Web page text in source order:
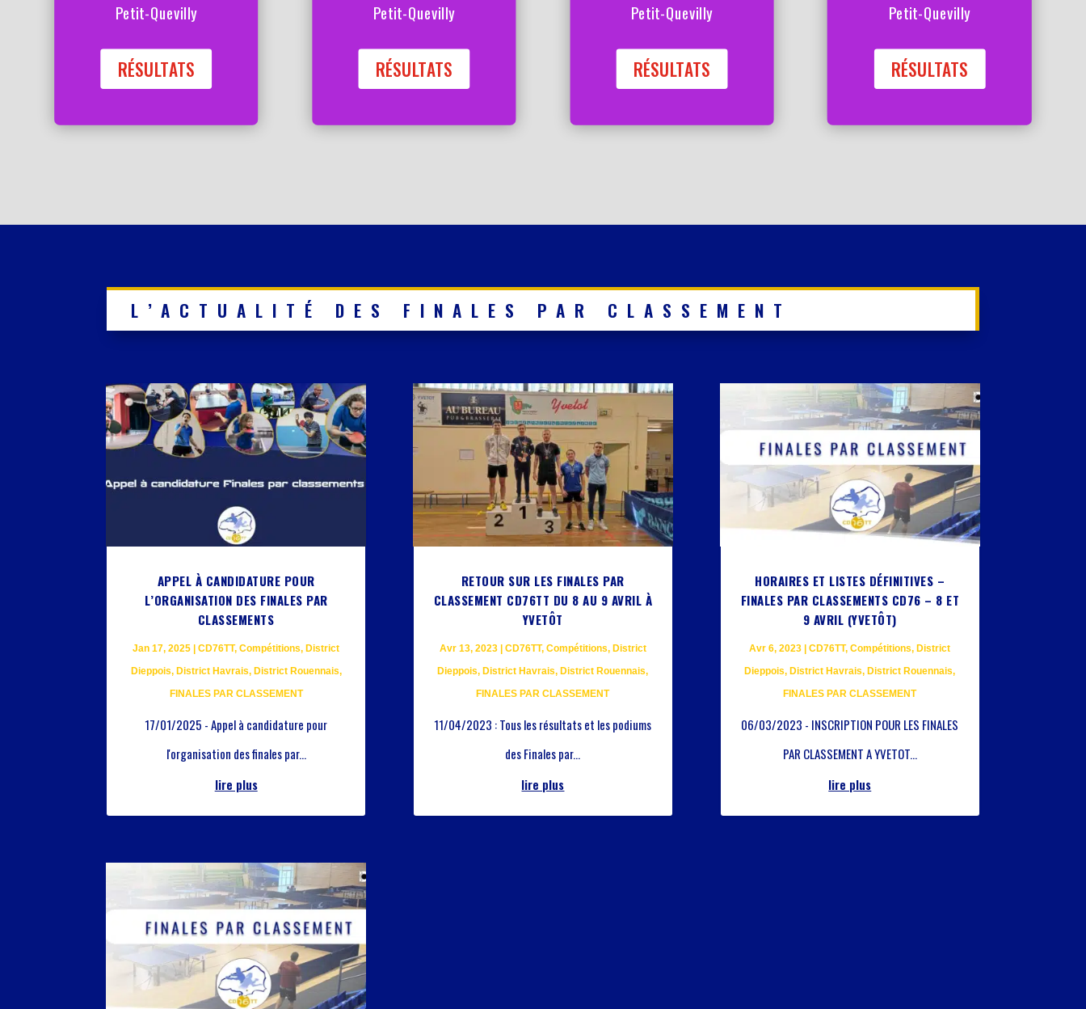
Petit-Quevilly
RÉSULTATS
Petit-Quevilly
RÉSULTATS
Petit-Quevilly
RÉSULTATS
Petit-Quevilly
RÉSULTATS
L’ACTUALITÉ DES FINALES PAR CLASSEMENT
APPEL À CANDIDATURE POUR
L’ORGANISATION DES FINALES PAR
CLASSEMENTS
Jan 17, 2025 |CD76TT,Compétitions,District
Dieppois, District Havrais, District Rouennais,
FINALES PAR CLASSEMENT
17/01/2025 - Appel à candidature pour
l'organisation des finales par...
lire plus
RETOUR SUR LES FINALES PAR
CLASSEMENT CD76TT DU 8 AU 9 AVRIL À
YVETÔT
Avr 13, 2023| CD76TT, Compétitions, District
Dieppois,District Havrais,District Rouennais,
FINALES PAR CLASSEMENT
11/04/2023 : Tous les résultats et les podiums
des Finales par...
lire plus
HORAIRES ET LISTES DÉFINITIVES –
FINALES PAR CLASSEMENTS CD76 – 8 ET
9 AVRIL (YVETÔT)
Avr 6, 2023 |CD76TT,Compétitions,District
Dieppois,District Havrais,District Rouennais,
FINALES PAR CLASSEMENT
06/03/2023 - INSCRIPTION POUR LES FINALES
PAR CLASSEMENT A YVETOT...
lire plus